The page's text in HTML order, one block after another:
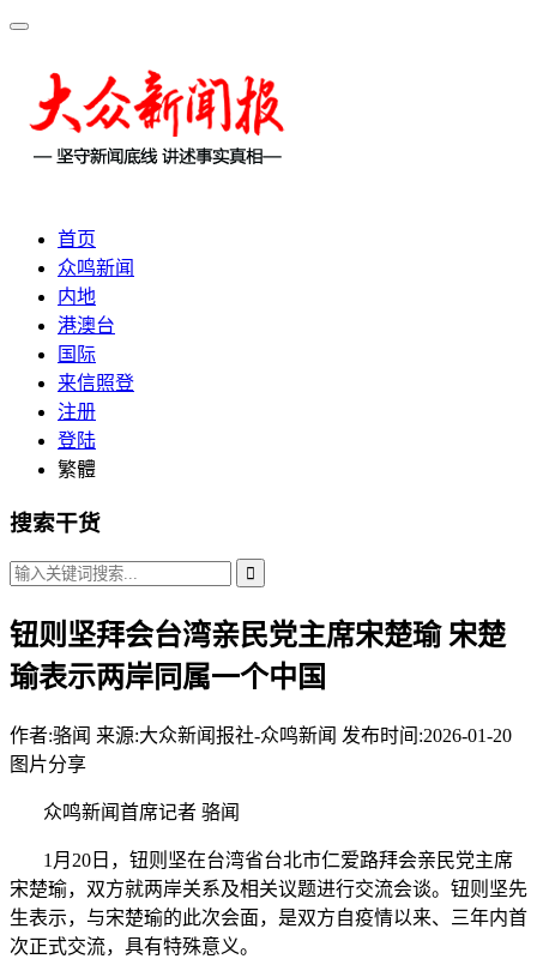
首页
众鸣新闻
内地
港澳台
国际
来信照登
注册
登陆
繁體
搜索干货
钮则坚拜会台湾亲民党主席宋楚瑜 宋楚
瑜表示两岸同属一个中国
作者:骆闻 来源:大众新闻报社-众鸣新闻 发布时间:2026-01-20
图片分享
众鸣新闻首席记者 骆闻
1月20日，钮则坚在台湾省台北市仁爱路拜会亲民党主席
宋楚瑜，双方就两岸关系及相关议题进行交流会谈。钮则坚先
生表示，与宋楚瑜的此次会面，是双方自疫情以来、三年内首
次正式交流，具有特殊意义。